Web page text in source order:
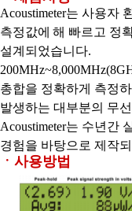
Acoustimeter는 사용자
측정값에 해 빠르고 정
설계되었습니다.
총합을 정확하게 측정
발생하는 대부분의 무
Acoustimeter는 수년간
경험을 바탕으로 제작
ㆍ사용방법